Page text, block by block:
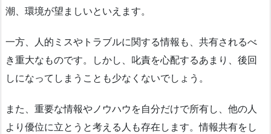
潮、環境が望ましいといえます。
一方、人的ミスやトラブルに関する情報も、共有されるべ
き重大なものです。しかし、叱責を心配するあまり、後回
しになってしまうことも少なくないでしょう。
また、重要な情報やノウハウを自分だけで所有し、他の人
より優位に立とうと考える人も存在します。情報共有をし